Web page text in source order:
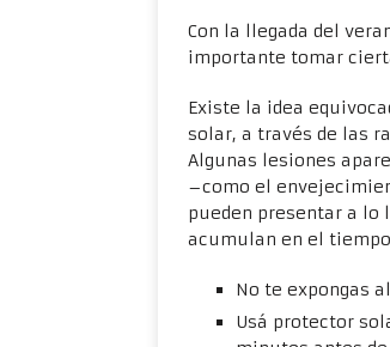
Con la llegada del
importante tomar
Existe la idea
solar, a través de las
Algunas lesiones
–como el
pueden presentar a lo
acumulan en el
No te expongas
Usá protector